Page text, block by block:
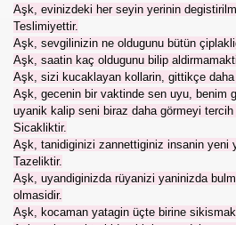
Aşk, evinizdeki her seyin yerinin
Teslimiyettir.
Aşk, sevgilinizin ne oldugunu bütün
Aşk, saatin kaç oldugunu bilip
Aşk, sizi kucaklayan kollarin, gittikçe
Aşk, gecenin bir vaktinde sen uyu, benim
uyanik kalip seni biraz daha görmeyi
Sicakliktir.
Aşk, tanidiginizi zannettiginiz insanin yeni
Tazeliktir.
Aşk, uyandiginizda rüyanizi yaninizda
olmasidir.
Aşk, kocaman yatagin üçte birine